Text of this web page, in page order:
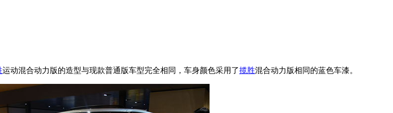
运动混合动力版的造型与现款普通版车型完全相同，车身颜色采用了揽胜混合动力版相同的蓝色车漆。